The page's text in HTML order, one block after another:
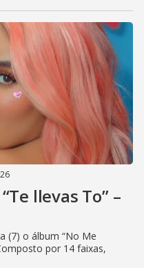
llevas To” –
(7) o álbum “No Me
por 14 faixas,